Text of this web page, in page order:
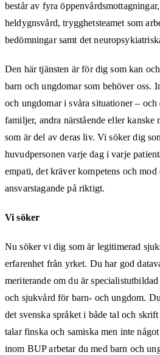
består av fyra
heldygnsvård, trygghetsteamet som
bedömningar samt det
Den här tjänsten är för dig som kan
barn och ungdomar som behöver oss.
och ungdomar i svåra situationer – och
familjer, andra närstående eller kanske
som är del av deras liv. Vi söker dig
huvudpersonen varje dag i varje
empati, det kräver kompetens och
ansvarstagande på riktigt.
Vi söker
Nu söker vi dig som är legitimerad
erfarenhet från yrket. Du har god
meriterande om du är
och sjukvård för barn- och ungdom.
det svenska språket i både tal och
talar finska och samiska men inte
inom BUP arbetar du med barn och